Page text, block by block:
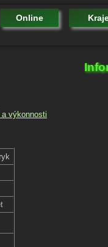
Online
a výkonnosti